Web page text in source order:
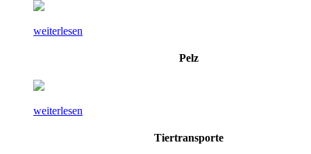
weiterlesen
Pelz
weiterlesen
Tiertransporte